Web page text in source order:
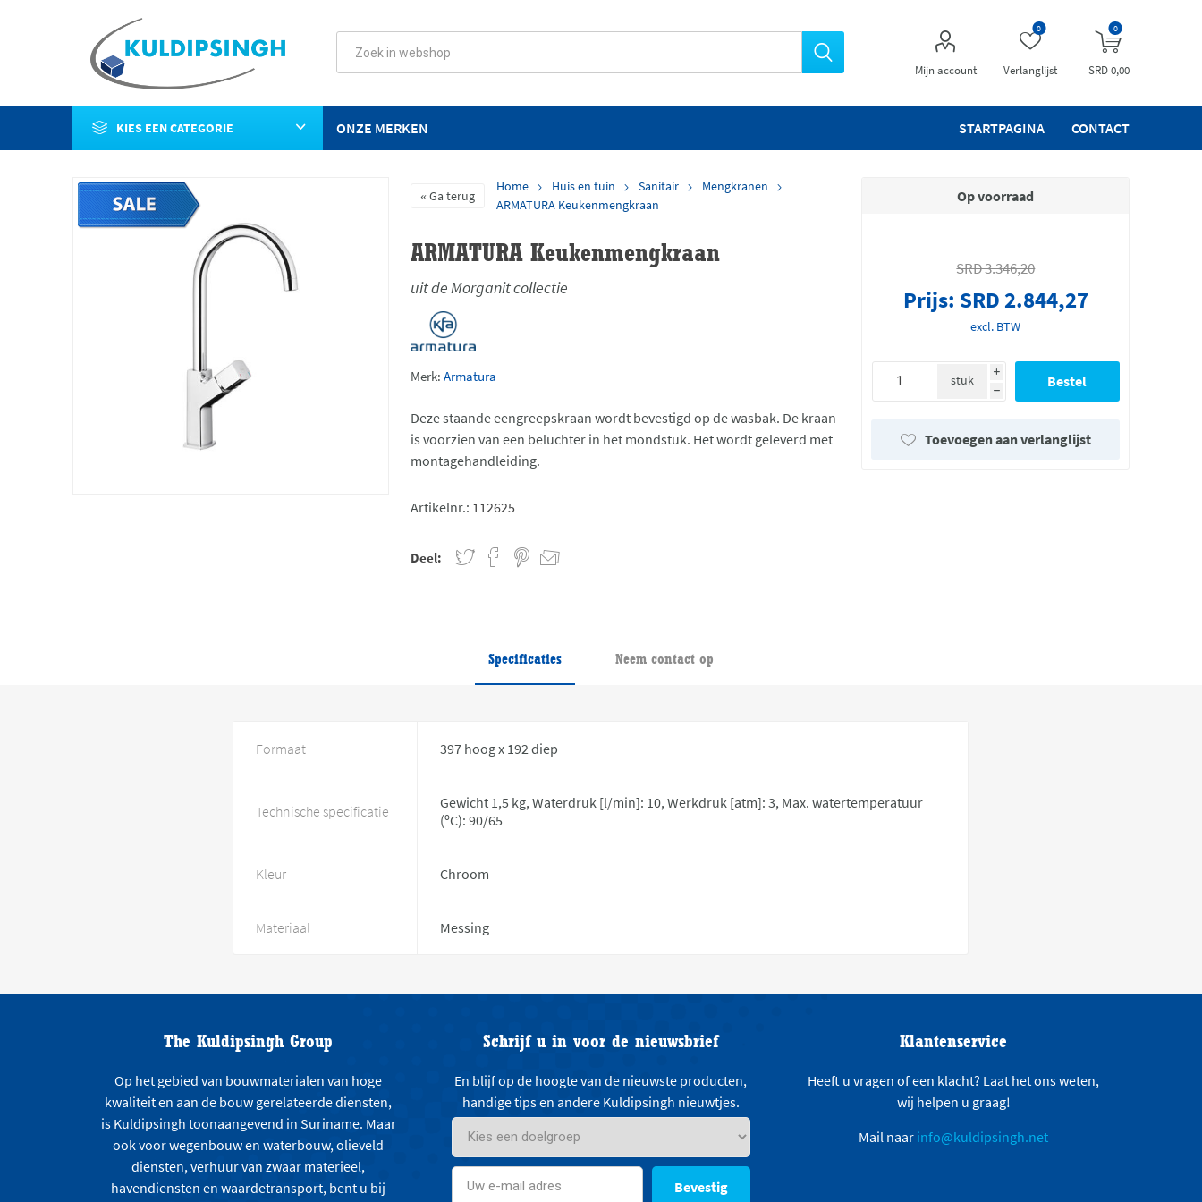
Mijn account Verlanglijst
0 0
SRD 0,00
KIES EEN CATEGORIE STARTPAGINA CONTACT
ONZE MERKEN
Ga terug
Home Huis en tuin Sanitair
Mengkranen
ARMATURA Keukenmengkraan
ARMATURA Keukenmengkraan
uit de Morganit collectie
Merk: Armatura
Deze staande eengreepskraan wordt bevestigd op de wasbak. De kraan
is voorzien van een beluchter in het mondstuk. Het wordt geleverd met
montagehandleiding.
Artikelnr.: 112625
Deel:
Op voorraad
SRD 3.346,20
Prijs: SRD 2.844,27
excl. BTW
i
h
stuk
Toevoegen aan verlanglijst
Specificaties Neem contact op
Formaat 397 hoog x 192 diep
Technische specificatie
Gewicht 1,5 kg, Waterdruk [l/min]: 10, Werkdruk [atm]: 3, Max. watertemperatuur
(ºC): 90/65
Kleur Chroom
Materiaal Messing
The Kuldipsingh Group
Op het gebied van bouwmaterialen van hoge
kwaliteit en aan de bouw gerelateerde diensten,
is Kuldipsingh toonaangevend in Suriname. Maar
ook voor wegenbouw en waterbouw, olieveld
diensten, verhuur van zwaar materieel,
havendiensten en waardetransport, bent u bij
Schrijf u in voor de nieuwsbrief
En blijf op de hoogte van de nieuwste producten,
handige tips en andere Kuldipsingh nieuwtjes.
Bevestig
Klantenservice
Heeft u vragen of een klacht? Laat het ons weten,
wij helpen u graag!
Mail naar info@kuldipsingh.net